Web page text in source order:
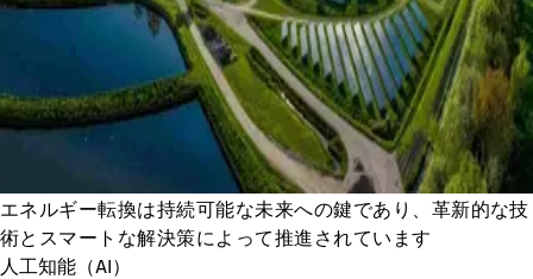
エネルギー転換は持続可能な未来への鍵であり、革新的な技
術とスマートな解決策によって推進されています
人工知能（AI）